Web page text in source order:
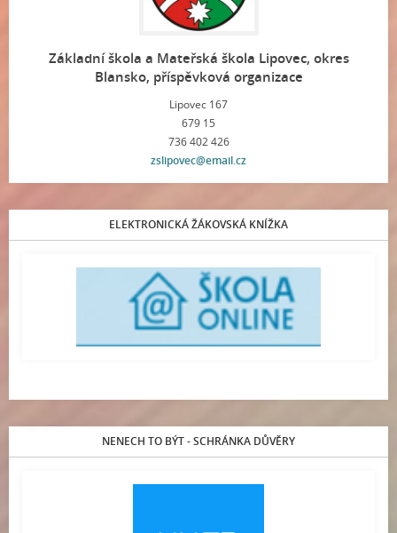
Základní škola a Mateřská škola Lipovec, okres
Blansko, příspěvková organizace
Lipovec 167
679 15
736 402 426
zslipovec@email.cz
ELEKTRONICKÁ ŽÁKOVSKÁ KNÍŽKA
NENECH TO BÝT - SCHRÁNKA DŮVĚRY